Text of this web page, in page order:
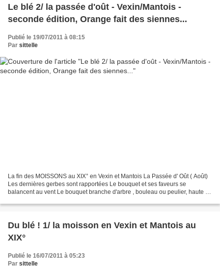
Le blé 2/ la passée d'oût - Vexin/Mantois -
seconde édition, Orange fait des siennes...
Publié le 19/07/2011 à 08:15
Par sittelle
La fin des MOISSONS au XIX° en Vexin et Mantois La Passée d' Oût ( Août)
Les dernières gerbes sont rapportées Le bouquet et ses faveurs se
balancent au vent Le bouquet branche d'arbre , bouleau ou peulier, haute de
Du blé ! 1/ la moisson en Vexin et Mantois au
XIX°
Publié le 16/07/2011 à 05:23
Par sittelle